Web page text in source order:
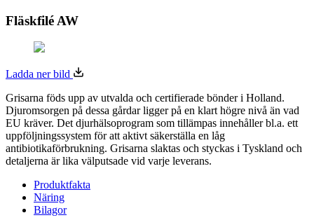
Fläskfilé AW
Ladda ner bild
Grisarna föds upp av utvalda och certifierade bönder i Holland.
Djuromsorgen på dessa gårdar ligger på en klart högre nivå än vad
EU kräver. Det djurhälsoprogram som tillämpas innehåller bl.a. ett
uppföljningssystem för att aktivt säkerställa en låg
antibiotikaförbrukning. Grisarna slaktas och styckas i Tyskland och
detaljerna är lika välputsade vid varje leverans.
Produktfakta
Näring
Bilagor